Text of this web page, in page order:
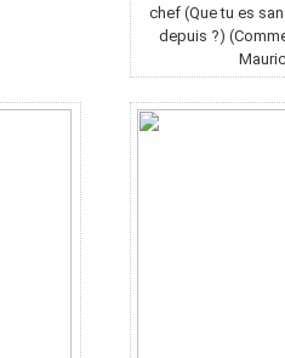
chef (Que tu es
depuis ?)